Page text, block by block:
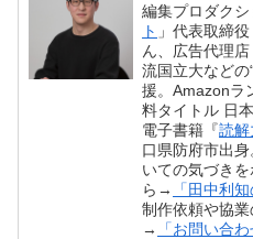
編集プロダクシ
ト 」代表取締
ん、広告代理
流国立大などの
援。Amazonラ
料タイトル 日
電子書籍『読解
口県防府市出
いての気づき
ら→
「田中利
制作依頼や協
→
「お問い合わ